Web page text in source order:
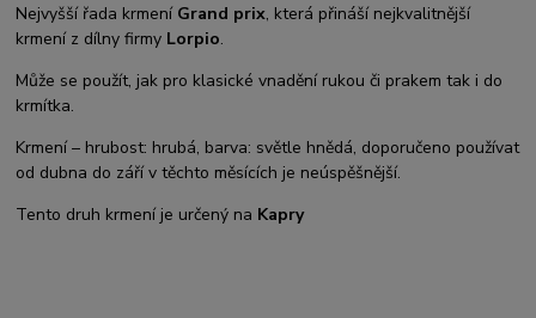
Nejvyšší řada krmení Grand prix, která přináší nejkvalitnější
krmení z dílny firmy Lorpio.
Může se použít, jak pro klasické vnadění rukou či prakem tak i do
krmítka.
Krmení – hrubost: hrubá, barva: světle hnědá, doporučeno používat
od dubna do září v těchto měsících je neúspěšnější.
Tento druh krmení je určený na Kapry